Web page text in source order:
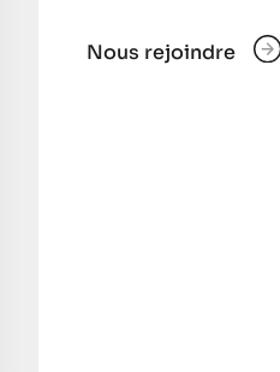
Nous rejoindre